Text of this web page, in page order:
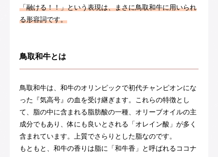
「融ける！！」という表現は、まさに鳥取和牛に用いられ
る形容詞です。
鳥取和牛とは
鳥取和牛は、和牛のオリンピックで初代チャンピオンにな
った『気高号』の血を受け継ぎます。これらの特徴とし
て、脂の中に含まれる脂肪酸の一種、オリーブオイルの主
成分でもあり、体にも良いとされる「オレイン酸」が多く
含まれています。上質でさらりとした脂なのです。
もともと、和牛の香りは脂に「和牛香」と呼ばれるココナ